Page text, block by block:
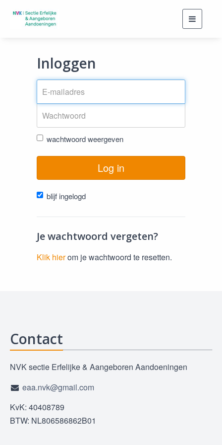
Toggle
Inloggen
wachtwoord weergeven
Log in
blijf ingelogd
Je wachtwoord vergeten?
Klik hierom je wachtwoord te resetten.
Contact
NVK sectie Erfelijke & Aangeboren Aandoeningen
eaa.nvk@gmail.com
KvK: 40408789
BTW: NL806586862B01